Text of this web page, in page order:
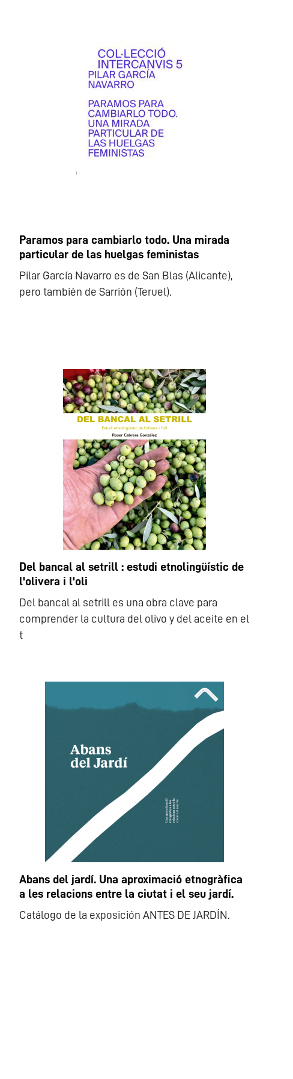
Paramos para cambiarlo todo. Una mirada
particular de las huelgas feministas
Pilar García Navarro es de San Blas (Alicante),
pero también de Sarrión (Teruel).
Del bancal al setrill : estudi etnolingüístic de
l'olivera i l'oli
Del bancal al setrill es una obra clave para
comprender la cultura del olivo y del aceite en el
t
Abans del jardí. Una aproximació etnogràfica
a les relacions entre la ciutat i el seu jardí.
Catálogo de la exposición ANTES DE JARDÍN.